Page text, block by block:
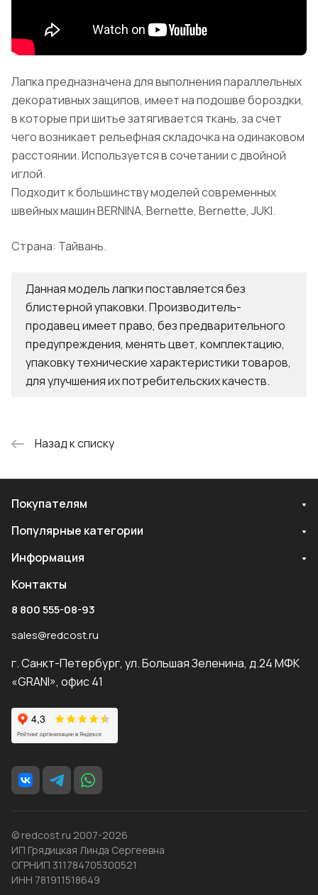
Лапка предназначена для выполнения параллельных
декоративных защипов, имеет на подошве бороздки,
в которые при шитье затягивается ткань, за счет
чего возникает рельефная складочка на одинаковом
расстоянии. Используется в сочетании с двойной
иглой.
Подходит к большинству моделей современных
швейных машин BERNINA, Bernette, Bernette, JUKI.
Страна: Тайвань.
Данная модель лапки поставляется без
блистерной упаковки. Производитель-
продавец имеет право, без предварительного
предупреждения, менять цвет, комплектацию,
упаковку технические характеристики товаров,
для улучшения их потребительских качеств.
Назад к списку
Покупателям
Популярные категории
Информация
Контакты
8 800 555-08-93
sales@redcost.ru
г. Санкт-Петербург, ул. Большая Зеленина, д.24 МФК
«GRANI», офис 41
© redcost.ru 2007-2026
ИП Грядицкая Линда Сергеевна
ОГРНИП 311784705300521
ИНН 781911518649